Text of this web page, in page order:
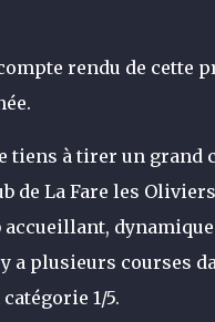
rendu de cette
tiens à tirer un grand
de La Fare les
accueillant,
a plusieurs courses
1/5.